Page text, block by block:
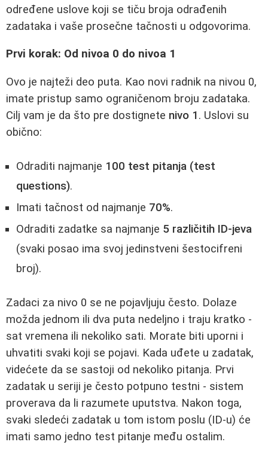
određene uslove koji se tiču broja odrađenih
zadataka i vaše prosečne tačnosti u odgovorima.
Prvi korak: Od nivoa 0 do nivoa 1
Ovo je najteži deo puta. Kao novi radnik na nivou 0,
imate pristup samo ograničenom broju zadataka.
Cilj vam je da što pre dostignete nivo 1. Uslovi su
obično:
Odraditi najmanje 100 test pitanja (test
questions).
Imati tačnost od najmanje 70%.
Odraditi zadatke sa najmanje 5 različitih ID-jeva
(svaki posao ima svoj jedinstveni šestocifreni
broj).
Zadaci za nivo 0 se ne pojavljuju često. Dolaze
možda jednom ili dva puta nedeljno i traju kratko -
sat vremena ili nekoliko sati. Morate biti uporni i
uhvatiti svaki koji se pojavi. Kada uđete u zadatak,
videćete da se sastoji od nekoliko pitanja. Prvi
zadatak u seriji je često potpuno testni - sistem
proverava da li razumete uputstva. Nakon toga,
svaki sledeći zadatak u tom istom poslu (ID-u) će
imati samo jedno test pitanje među ostalim.